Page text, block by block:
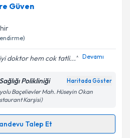
randevu takvimi talebi oluşturun.
almanız için bir takvim
ile bilgilendireceğiz.
işlenmesine ilişkinAydınlatma
ve kişisel verilerimin belirtilen
kabul ediyorum.
Güven
doktor hem cok tatli... Devamı
Polikliniği Haritada Göster
Baçelievler Mah. Hüseyin Okan
Karşisi)
Talep Et
Talebi